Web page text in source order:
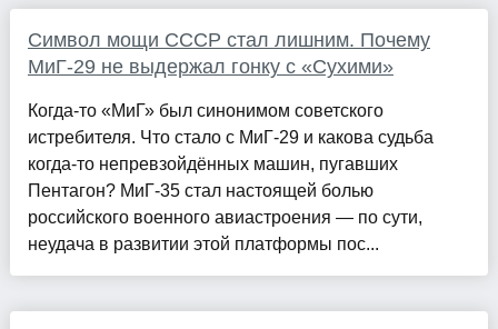
Символ мощи СССР стал лишним. Почему
МиГ-29 не выдержал гонку с «Сухими»
Когда-то «МиГ» был синонимом советского
истребителя. Что стало с МиГ-29 и какова судьба
когда-то непревзойдённых машин, пугавших
Пентагон? МиГ-35 стал настоящей болью
российского военного авиастроения — по сути,
неудача в развитии этой платформы пос...